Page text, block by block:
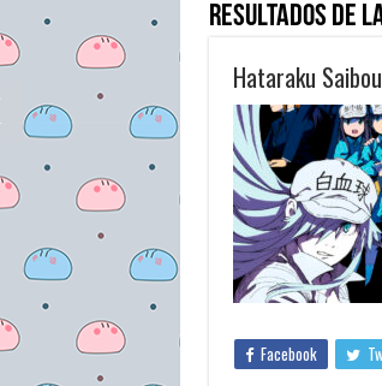
Resultados de
Hataraku
Facebook